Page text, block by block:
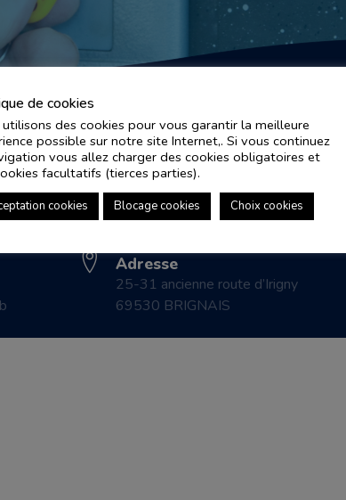
Adresse e-mail
controle.coicaud@ascenseurnsa.fr
Numéro de téléphone
04 78 83 87 20
Adresse
25-31 ancienne route d’Irigny
69530 BRIGNAIS
de cookies
utilisons des cookies pour vous garantir la meilleure
possible sur notre site Internet,. Si vous continuez
vous allez charger des cookies obligatoires et
facultatifs (tierces parties).
cookies Blocage cookies Choix cookies